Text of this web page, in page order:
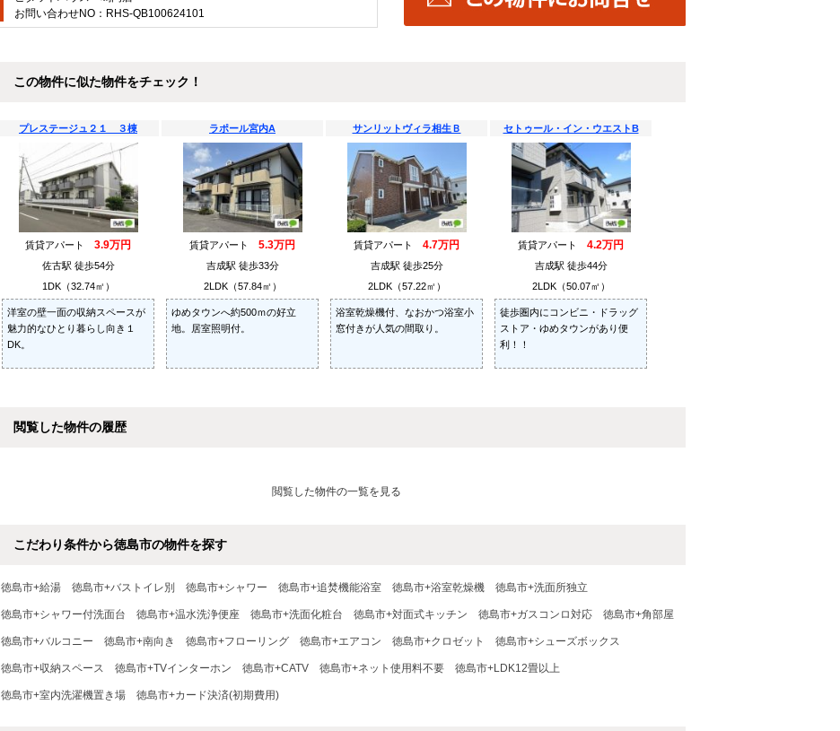
お問い合わせNO：RHS-QB100624101
この物件に似た物件をチェック！
プレステージュ２１ ３棟
賃貸アパート 3.9万円
佐古駅 徒歩54分
1DK（32.74㎡）
洋室の壁一面の収納スペースが
魅力的なひとり暮らし向き１
DK。
ラポール宮内A
賃貸アパート 5.3万円
吉成駅 徒歩33分
2LDK（57.84㎡）
ゆめタウンへ約500ｍの好立
地。居室照明付。
サンリットヴィラ相生Ｂ
賃貸アパート 4.7万円
吉成駅 徒歩25分
2LDK（57.22㎡）
浴室乾燥機付、なおかつ浴室小
窓付きが人気の間取り。
セトゥール・イン・ウエストB
賃貸アパート 4.2万円
吉成駅 徒歩44分
2LDK（50.07㎡）
徒歩圏内にコンビニ・ドラッグ
ストア・ゆめタウンがあり便
利！！
閲覧した物件の履歴
閲覧した物件の一覧を見る
こだわり条件から徳島市の物件を探す
徳島市+給湯 徳島市+バストイレ別 徳島市+シャワー 徳島市+追焚機能浴室 徳島市+浴室乾燥機 徳島市+洗面所独立
徳島市+シャワー付洗面台 徳島市+温水洗浄便座 徳島市+洗面化粧台 徳島市+対面式キッチン 徳島市+ガスコンロ対応 徳島市+角部屋
徳島市+バルコニー 徳島市+南向き 徳島市+フローリング 徳島市+エアコン 徳島市+クロゼット 徳島市+シューズボックス
徳島市+収納スペース 徳島市+TVインターホン 徳島市+CATV 徳島市+ネット使用料不要 徳島市+LDK12畳以上
徳島市+室内洗濯機置き場 徳島市+カード決済(初期費用)